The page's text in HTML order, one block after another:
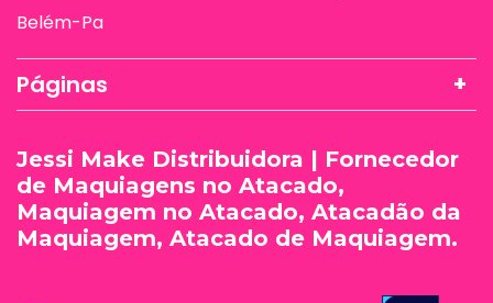
Belém-Pa
Páginas
Jessi Make Distribuidora | Fornecedor
de Maquiagens no Atacado,
Maquiagem no Atacado, Atacadão da
Maquiagem, Atacado de Maquiagem.